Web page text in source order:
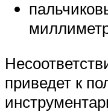
приведет к